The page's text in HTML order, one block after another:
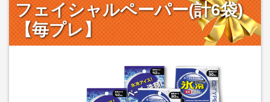
フェイシャルペーパー(計6袋)
【毎プレ】